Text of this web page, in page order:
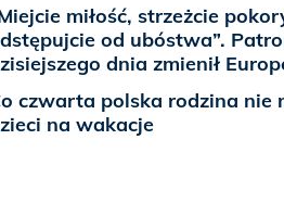
miłość, strzeżcie
od ubóstwa”.
dnia zmienił
czwarta polska rodzina nie
na wakacje